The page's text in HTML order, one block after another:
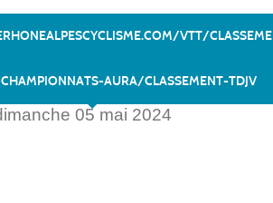
VTT/
AURA/CLASSEMENT-TDJV
05 mai 2024